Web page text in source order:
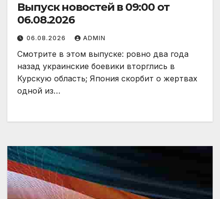
Выпуск новостей в 09:00 от
06.08.2026
06.08.2026 ADMIN
Смотрите в этом выпуске: ровно два года
назад украинские боевики вторглись в
Курскую область; Япония скорбит о жертвах
одной из…